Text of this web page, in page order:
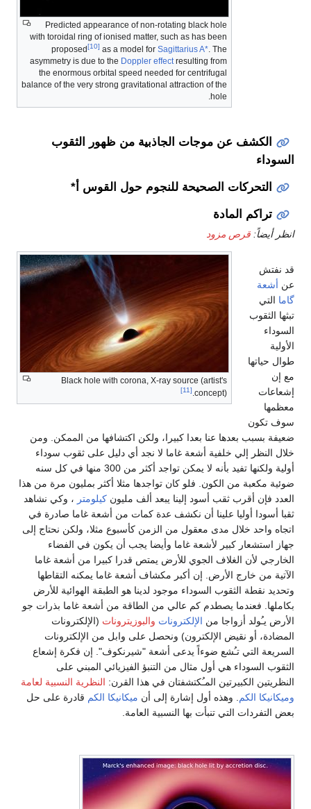
Predicted appearance of non-rotating black hole
with toroidal ring of ionised matter, such as has been
proposed
[10] as a model for Sagittarius A* . The
asymmetry is due to the Doppler effect resulting from
the enormous orbital speed needed for centrifugal
balance of the very strong gravitational attraction of the
hole.
الكشف عن موجات الجاذبية من ظهور الثقوب
السوداء
التحركات الصحيحة للنجوم حول القوس أ*
تراكم المادة
انظر أيضاً: قرص مزود
Black hole with corona, X-ray source (artist's
concept).
[11]
قد نفتش
عن أشعة
گاما التي
تبثها الثقوب
السوداء
الأولية
طوال حياتها
مع إن
إشعاعات
معظمها
سوف تكون
ضعيفة بسبب بعدها عنا بعدا كبيرا، ولكن اكتشافها من الممكن. ومن
خلال النظر إلي خلفية أشعة غاما لا نجد أي دليل على ثقوب سوداء
أولية ولكنها تفيد بأنه لا يمكن تواجد أكثر من 300 منها في كل سنه
ضوئية مكعبة من الكون. فلو كان تواجدها مثلا أكثر بمليون مرة من هذا
العدد فإن أقرب ثقب أسود إلينا يبعد ألف مليون كيلومتر ، وكي نشاهد
ثقبا أسودا أوليا علينا أن نكشف عدة كمات من أشعة غاما صادرة في
اتجاه واحد خلال مدى معقول من الزمن كأسبوع مثلا، ولكن نحتاج إلى
جهاز استشعار كبير لأشعة غاما وأيضا يجب أن يكون في الفضاء
الخارجي لأن الغلاف الجوي للأرض يمتص قدرا كبيرا من أشعة غاما
الآتية من خارج الأرض. إن أكبر مكشاف أشعة غاما يمكنه التقاطها
وتحديد نقطة الثقوب السوداء موجود لدينا هو الطبقة الهوائية للأرض
بكاملها. فعندما يصطدم كم عالي من الطاقة من أشعة غاما بذرات جو
الأرض يـُولد أزواجا من الإلكترونات والبوزيترونات (الإلكترونات
المضادة، أو نقيض الإلكترون) ونحصل على وابل من الإلكترونات
السريعة التي تـُشع ضوءاً يدعى أشعة "شيرنكوف". إن فكرة إشعاع
الثقوب السوداء هي أول مثال من التنبؤ الفيزيائي المبني على
النظريتين الكبيرتين المـُكتشفتان في هذا القرن: النظرية النسبية لعامة
وميكانيكا الكم
. وهذه أول إشارة إلى أن ميكانيكا الكم قادرة على حل
بعض التفردات التي تنبأت بها النسبية العامة.